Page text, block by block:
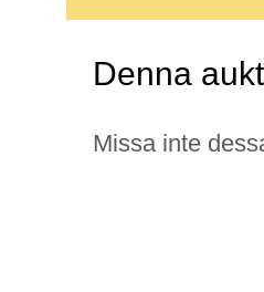
Denna
Missa inte